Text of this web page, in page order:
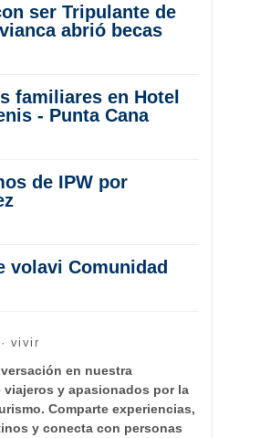
ser Tripulante de
abrió becas
familiares en Hotel
- Punta Cana
de IPW por
volavi Comunidad
vivir
en nuestra
viajeros y apasionados por la
Comparte experiencias,
y conecta con personas